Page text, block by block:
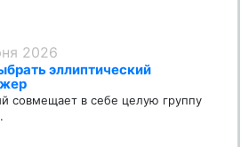
2026
эллиптический
совмещает в себе целую группу